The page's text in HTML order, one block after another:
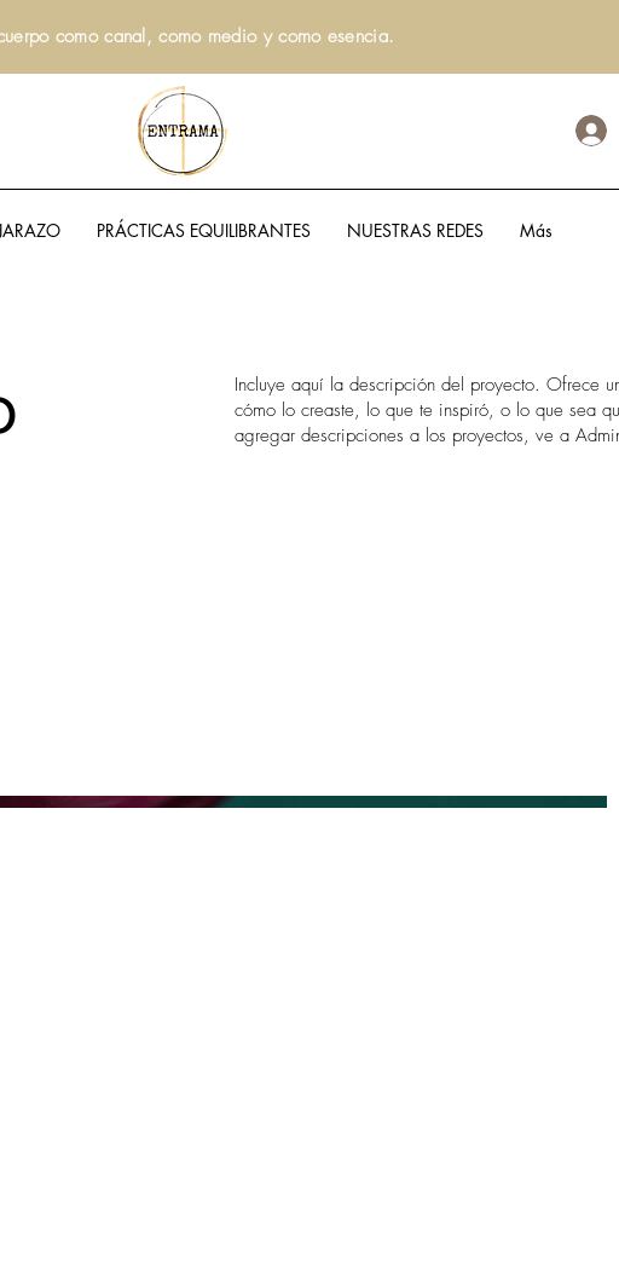
como canal, como medio y como esencia.
PRÁCTICAS EQUILIBRANTES NUESTRAS REDES Más
Incluye aquí la descripción del proyecto. Ofrece
cómo lo creaste, lo que te inspiró, o lo que sea
agregar descripciones a los proyectos, ve a